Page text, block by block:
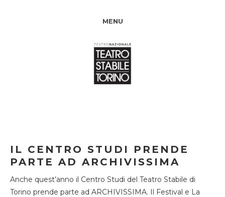
MENU
IL CENTRO STUDI PRENDE
PARTE AD ARCHIVISSIMA
Anche quest’anno il Centro Studi del Teatro Stabile di
Torino prende parte ad ARCHIVISSIMA. Il Festival e La